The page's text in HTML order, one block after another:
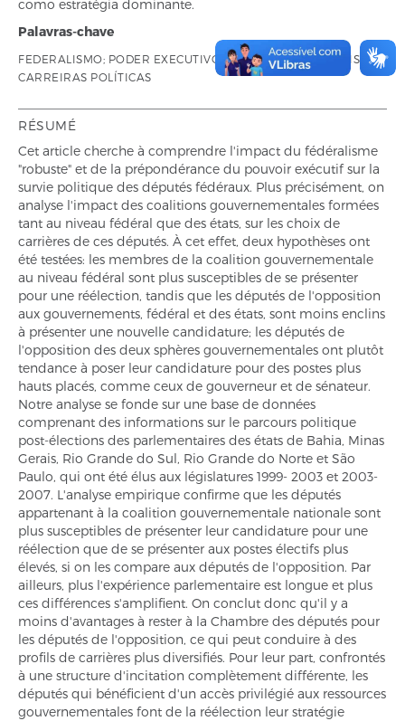
como estratégia dominante.
Palavras-chave
FEDERALISMO; PODER EXECUTIVO; DEPUTADOS FEDERAIS;
CARREIRAS POLÍTICAS
RÉSUMÉ
Cet article cherche à comprendre l'impact du fédéralisme
"robuste" et de la prépondérance du pouvoir exécutif sur la
survie politique des députés fédéraux. Plus précisément, on
analyse l'impact des coalitions gouvernementales formées
tant au niveau fédéral que des états, sur les choix de
carrières de ces députés. À cet effet, deux hypothèses ont
été testées: les membres de la coalition gouvernementale
au niveau fédéral sont plus susceptibles de se présenter
pour une réélection, tandis que les députés de l'opposition
aux gouvernements, fédéral et des états, sont moins enclins
à présenter une nouvelle candidature; les députés de
l'opposition des deux sphères gouvernementales ont plutôt
tendance à poser leur candidature pour des postes plus
hauts placés, comme ceux de gouverneur et de sénateur.
Notre analyse se fonde sur une base de données
comprenant des informations sur le parcours politique
post-élections des parlementaires des états de Bahia, Minas
Gerais, Rio Grande do Sul, Rio Grande do Norte et São
Paulo, qui ont été élus aux législatures 1999- 2003 et 2003-
2007. L'analyse empirique confirme que les députés
appartenant à la coalition gouvernementale nationale sont
plus susceptibles de présenter leur candidature pour une
réélection que de se présenter aux postes électifs plus
élevés, si on les compare aux députés de l'opposition. Par
ailleurs, plus l'expérience parlementaire est longue et plus
ces différences s'amplifient. On conclut donc qu'il y a
moins d'avantages à rester à la Chambre des députés pour
les députés de l'opposition, ce qui peut conduire à des
profils de carrières plus diversifiés. Pour leur part, confrontés
à une structure d'incitation complètement différente, les
députés qui bénéficient d'un accès privilégié aux ressources
gouvernementales font de la réélection leur stratégie